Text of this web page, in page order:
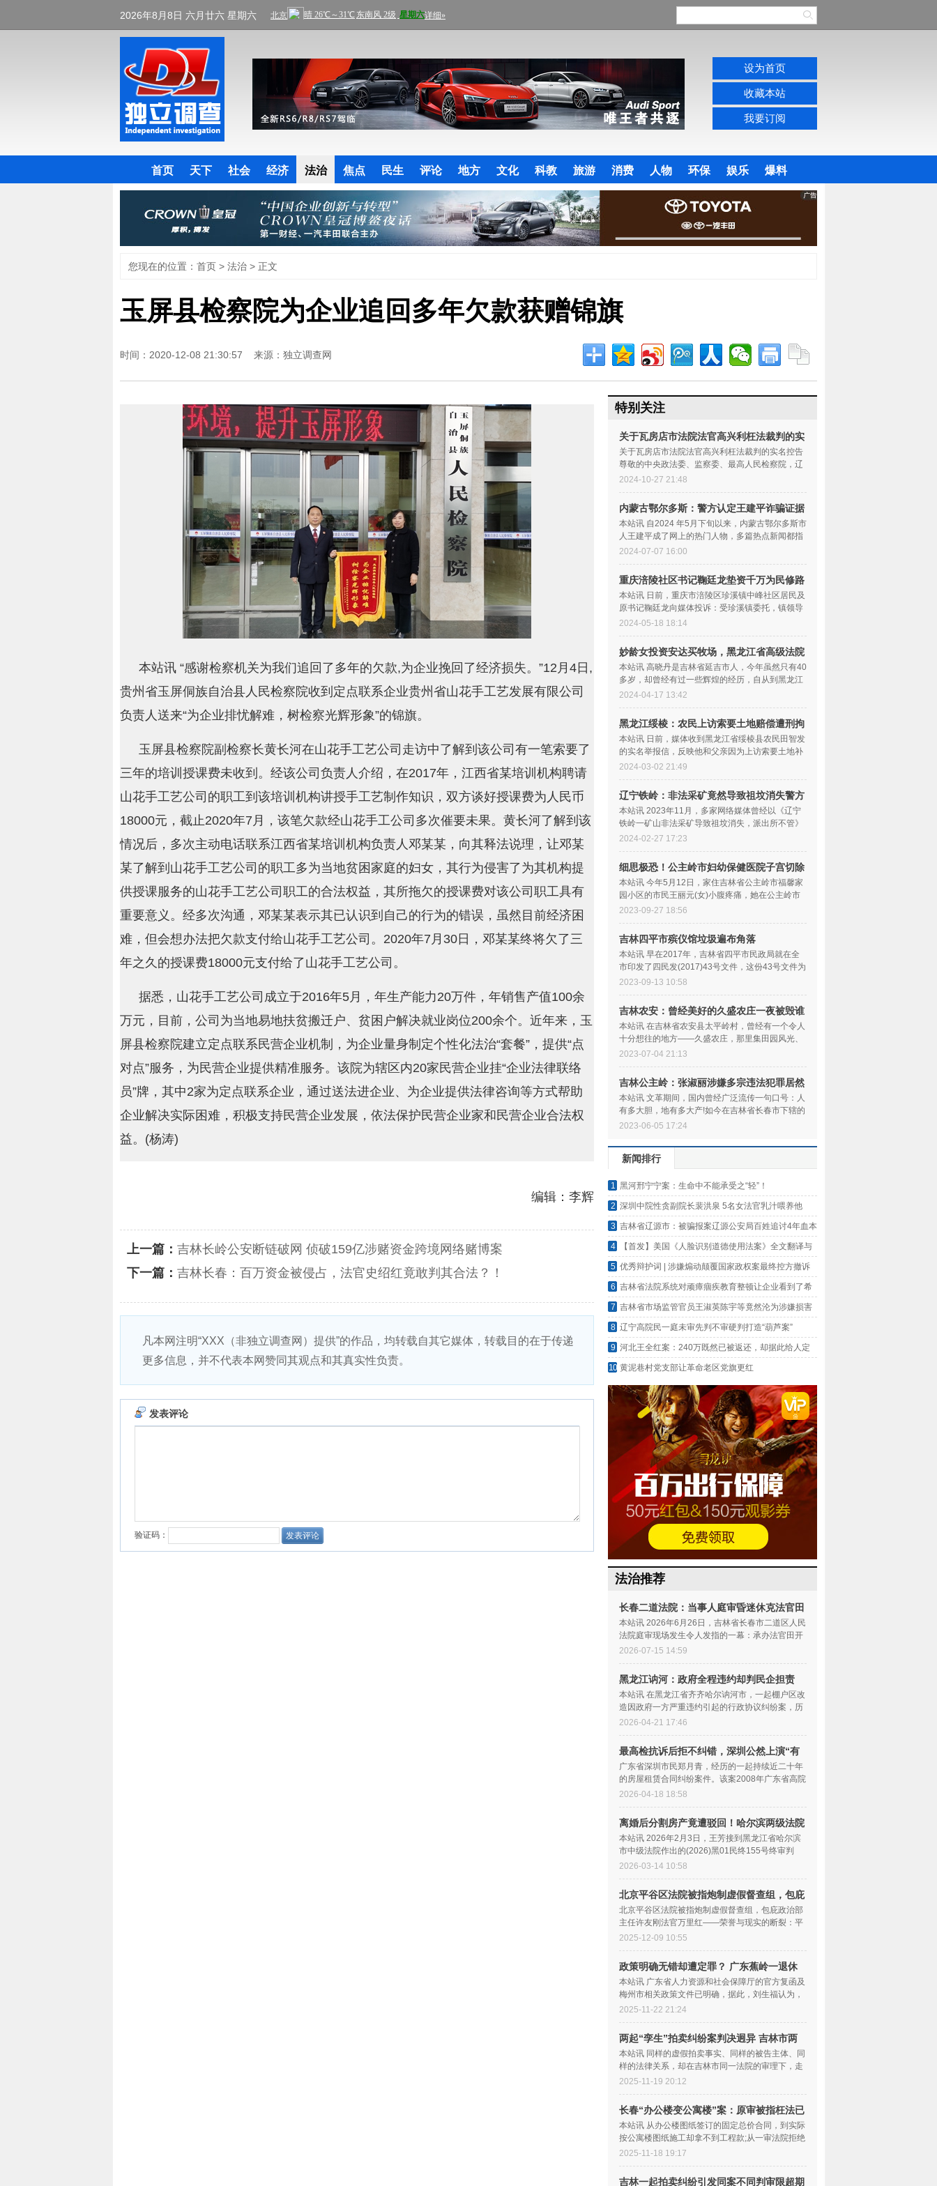
2026年8月8日 六月廿六 星期六
设为首页
收藏本站
我要订阅
首页 天下 社会 经济 法治 焦点 民生 评论 地方 文化 科教 旅游 消费 人物 环保 娱乐 爆料
您现在的位置： 首页 > 法治 > 正文
玉屏县检察院为企业追回多年欠款获赠锦旗
时间：2020-12-08 21:30:57 来源： 独立调查网
本站讯 “感谢检察机关为我们追回了多年的欠款,为企业挽回了经济损失。”12月4日,
贵州省玉屏侗族自治县人民检察院收到定点联系企业贵州省山花手工艺发展有限公司
负责人送来“为企业排忧解难，树检察光辉形象”的锦旗。
玉屏县检察院副检察长黄长河在山花手工艺公司走访中了解到该公司有一笔索要了
三年的培训授课费未收到。经该公司负责人介绍，在2017年，江西省某培训机构聘请
山花手工艺公司的职工到该培训机构讲授手工艺制作知识，双方谈好授课费为人民币
18000元，截止2020年7月，该笔欠款经山花手工公司多次催要未果。黄长河了解到该
情况后，多次主动电话联系江西省某培训机构负责人邓某某，向其释法说理，让邓某
某了解到山花手工艺公司的职工多为当地贫困家庭的妇女，其行为侵害了为其机构提
供授课服务的山花手工艺公司职工的合法权益，其所拖欠的授课费对该公司职工具有
重要意义。经多次沟通，邓某某表示其已认识到自己的行为的错误，虽然目前经济困
难，但会想办法把欠款支付给山花手工艺公司。2020年7月30日，邓某某终将欠了三
年之久的授课费18000元支付给了山花手工艺公司。
据悉，山花手工艺公司成立于2016年5月，年生产能力20万件，年销售产值100余
万元，目前，公司为当地易地扶贫搬迁户、贫困户解决就业岗位200余个。近年来，玉
屏县检察院建立定点联系民营企业机制，为企业量身制定个性化法治“套餐”，提供“点
对点”服务，为民营企业提供精准服务。该院为辖区内20家民营企业挂“企业法律联络
员”牌，其中2家为定点联系企业，通过送法进企业、为企业提供法律咨询等方式帮助
企业解决实际困难，积极支持民营企业发展，依法保护民营企业家和民营企业合法权
益。(杨涛)
编辑：李辉
上一篇： 吉林长岭公安断链破网 侦破159亿涉赌资金跨境网络赌博案
下一篇： 吉林长春：百万资金被侵占，法官史绍红竟敢判其合法？！
凡本网注明“XXX（非独立调查网）提供”的作品，均转载自其它媒体，转载目的在于传递
更多信息，并不代表本网赞同其观点和其真实性负责。
特别关注
关于瓦房店市法院法官高兴利枉法裁判的实
名控
关于瓦房店市法院法官高兴利枉法裁判的实名控告
尊敬的中央政法委、监察委、最高人民检察院，辽
宁省政法委、监察委...
2024-10-27 21:48
内蒙古鄂尔多斯：警方认定王建平诈骗证据
确凿
本站讯 自2024 年5月下旬以来，内蒙古鄂尔多斯市
人王建平成了网上的热门人物，多篇热点新闻都指
向了他，使他成为...
2024-07-07 16:00
重庆涪陵社区书记鞠廷龙垫资千万为民修路
反被
本站讯 日前，重庆市涪陵区珍溪镇中峰社区居民及
原书记鞠廷龙向媒体投诉：受珍溪镇委托，镇领导
要求中峰社区书记...
2024-05-18 18:14
妙龄女投资安达买牧场，黑龙江省高级法院
判决
本站讯 高晓丹是吉林省延吉市人，今年虽然只有40
多岁，却曾经有过一些辉煌的经历，自从到黑龙江
省安达市投资购买...
2024-04-17 13:42
黑龙江绥棱：农民上访索要土地赔偿遭刑拘
至今
本站讯 日前，媒体收到黑龙江省绥棱县农民田智发
的实名举报信，反映他和父亲因为上访索要土地补
偿遭到刑拘一事。...
2024-03-02 21:49
辽宁铁岭：非法采矿竟然导致祖坟消失警方
不管
本站讯 2023年11月，多家网络媒体曾经以《辽宁
铁岭一矿山非法采矿导致祖坟消失，派出所不管》
为题，曝光了发生在...
2024-02-27 17:23
细思极恐！公主岭市妇幼保健医院子宫切除
后居
本站讯 今年5月12日，家住吉林省公主岭市福馨家
园小区的市民王丽元(女)小腹疼痛，她在公主岭市
妇幼保健医院诊断为...
2023-09-27 18:56
吉林四平市殡仪馆垃圾遍布角落
本站讯 早在2017年，吉林省四平市民政局就在全
市印发了四民发(2017)43号文件，这份43号文件为
四平市各社区持续巩...
2023-09-13 10:58
吉林农安：曾经美好的久盛农庄一夜被毁谁
之责
本站讯 在吉林省农安县太平岭村，曾经有一个令人
十分想往的地方——久盛农庄，那里集田园风光、
湿地风貌、绿色农...
2023-07-04 21:13
吉林公主岭：张淑丽涉嫌多宗违法犯罪居然
安然
本站讯 文革期间，国内曾经广泛流传一句口号：人
有多大胆，地有多大产!如今在吉林省长春市下辖的
公主岭市，也出了...
2023-06-05 17:24
新闻排行
1 黑河邢宁宁案：生命中不能承受之“轻”！
2 深圳中院性贪副院长裴洪泉 5名女法官乳汁喂养他
3 吉林省辽源市：被骗报案辽源公安局百姓追讨4年血本
无归
4
【首发】美国《人脸识别道德使用法案》全文翻译与
评价
5 优秀辩护词 | 涉嫌煽动颠覆国家政权案最终控方撤诉
6 吉林省法院系统对顽瘴痼疾教育整顿让企业看到了希
望
7 吉林省市场监管官员王淑英陈宇等竟然沦为涉嫌损害
营商环境的元凶?
8 辽宁高院民一庭未审先判不审硬判打造“葫芦案”
9 河北王全红案：240万既然已被返还，却据此给人定
罪?
10 黄泥巷村党支部让革命老区党旗更红
法治推荐
长春二道法院：当事人庭审昏迷休克法官田
开伍
本站讯 2026年6月26日，吉林省长春市二道区人民
法院庭审现场发生令人发指的一幕：承办法官田开
伍在明知存在重大程...
2026-07-15 14:59
黑龙江讷河：政府全程违约却判民企担责
30%
本站讯 在黑龙江省齐齐哈尔讷河市，一起棚户区改
造因政府一方严重违约引起的行政协议纠纷案，历
经一审、二审后，...
2026-04-21 17:46
最高检抗诉后拒不纠错，深圳公然上演“有
理无
广东省深圳市民郑月青，经历的一起持续近二十年
的房屋租赁合同纠纷案件。该案2008年广东省高院
一审，2011年最高法...
2026-04-18 18:58
离婚后分割房产竟遭驳回！哈尔滨两级法院
被指
本站讯 2026年2月3日，王芳接到黑龙江省哈尔滨
市中级法院作出的(2026)黑01民终155号终审判
决，这一纸判决，再次让...
2026-03-14 10:58
北京平谷区法院被指炮制虚假督查组，包庇
主任
北京平谷区法院被指炮制虚假督查组，包庇政治部
主任许友刚法官万里红——荣誉与现实的断裂：平
谷区法院模范生面具...
2025-12-09 10:55
政策明确无错却遭定罪？ 广东蕉岭一退休
干部
本站讯 广东省人力资源和社会保障厅的官方复函及
梅州市相关政策文件已明确，据此，刘生福认为，
蕉岭县农村劳动力...
2025-11-22 21:24
两起“孪生”拍卖纠纷案判决迥异 吉林市两
法
本站讯 同样的虚假拍卖事实、同样的被告主体、同
样的法律关系，却在吉林市同一法院的审理下，走
出了两条截然不同...
2025-11-19 20:12
长春“办公楼变公寓楼”案：原审被指枉法已
发
本站讯 从办公楼图纸签订的固定总价合同，到实际
按公寓楼图纸施工却拿不到工程款;从一审法院拒绝
对工程量进行司法...
2025-11-18 19:17
吉林一起拍卖纠纷引发同案不同判审限超期